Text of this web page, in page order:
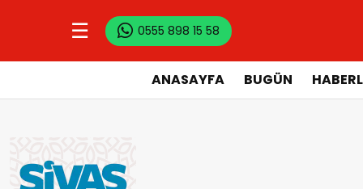
☰ 0555 898 15 58
ANASAYFA BUGÜN